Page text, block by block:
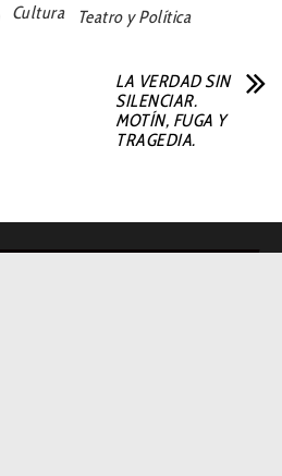
Cultura Teatro y Política
LA VERDAD SIN
SILENCIAR.
MOTÍN, FUGA Y
TRAGEDIA.